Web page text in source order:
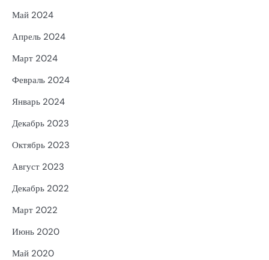
Май 2024
Апрель 2024
Март 2024
Февраль 2024
Январь 2024
Декабрь 2023
Октябрь 2023
Август 2023
Декабрь 2022
Март 2022
Июнь 2020
Май 2020